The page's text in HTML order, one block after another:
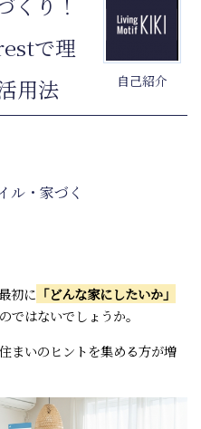
自己紹介
で理
用法
ル・家づく
初に 「どんな家にしたいか」
ではないでしょうか。
まいのヒントを集める方が増